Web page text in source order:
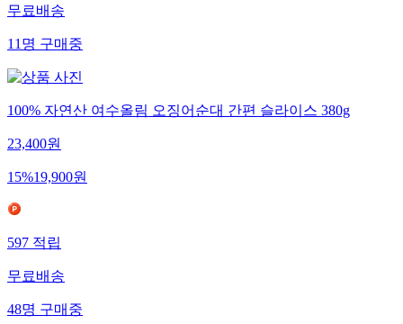
무료배송
11명구매중
100% 자연산 여수올림 오징어순대 간편 슬라이스 380g
23,400원
15%19,900원
597적립
무료배송
48명구매중